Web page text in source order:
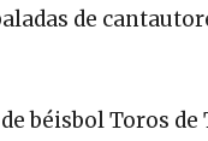
de
béisbol Toros